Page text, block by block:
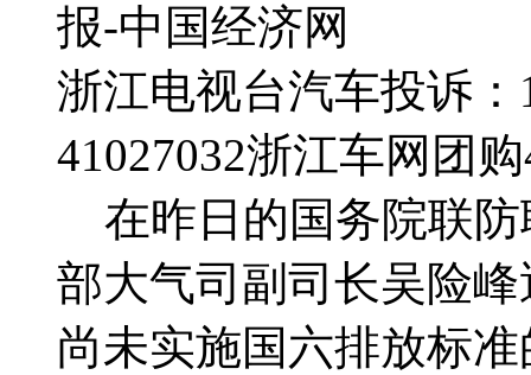
报-中国经济网
浙江电视台汽车投诉：
41027032浙江车网团
在昨日的国务院联防
部大气司副司长吴险
尚未实施国六排放标